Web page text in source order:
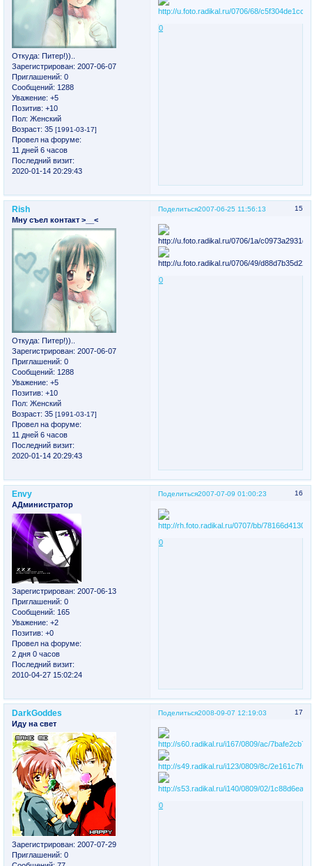
Откуда: Питер!))..
Зарегистрирован: 2007-06-07
Приглашений: 0
Сообщений: 1288
Уважение: +5
Позитив: +10
Пол: Женский
Возраст: 35 [1991-03-17]
Провел на форуме:
11 дней 6 часов
Последний визит:
2020-01-14 20:29:43
0
Поделиться 15
2007-06-25 11:56:13
Rish
Мну съел контакт >__<
Откуда: Питер!))..
Зарегистрирован: 2007-06-07
Приглашений: 0
Сообщений: 1288
Уважение: +5
Позитив: +10
Пол: Женский
Возраст: 35 [1991-03-17]
Провел на форуме:
11 дней 6 часов
Последний визит:
2020-01-14 20:29:43
0
Поделиться 16
2007-07-09 01:00:23
Envy
АДминистратор
Зарегистрирован: 2007-06-13
Приглашений: 0
Сообщений: 165
Уважение: +2
Позитив: +0
Провел на форуме:
2 дня 0 часов
Последний визит:
2010-04-27 15:02:24
0
Поделиться 17
2008-09-07 12:19:03
DarkGoddes
Иду на свет
Зарегистрирован: 2007-07-29
Приглашений: 0
0